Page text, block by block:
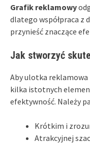
Grafik reklamowy
dlatego współpraca z
przynieść znaczące
Jak stworzyć
Aby ulotka reklamowa
kilka istotnych
efektywność. Należy
Krótkim i
Atrakcyjnej